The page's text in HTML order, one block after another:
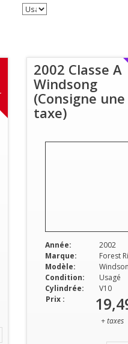
2002 Classe A
Windsong
(Consigne une
taxe)
Année:
2002
Marque:
Forest
Modèle:
Condition:
Usagé
Cylindrée:
V10
Prix :
+ taxes